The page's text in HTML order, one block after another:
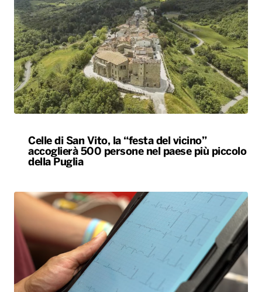
Celle di San Vito, la “festa del vicino”
accoglierà 500 persone nel paese più piccolo
della Puglia